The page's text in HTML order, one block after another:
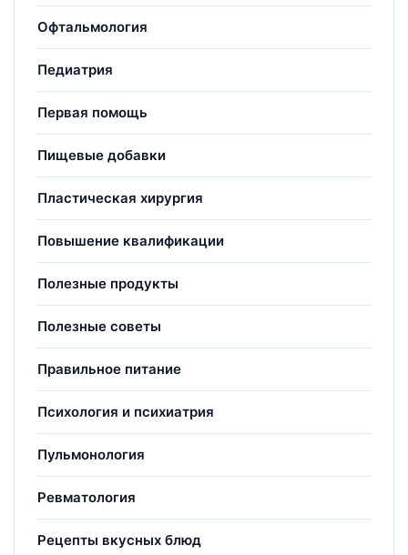
Офтальмология
Педиатрия
Первая помощь
Пищевые добавки
Пластическая хирургия
Повышение квалификации
Полезные продукты
Полезные советы
Правильное питание
Психология и психиатрия
Пульмонология
Ревматология
Рецепты вкусных блюд